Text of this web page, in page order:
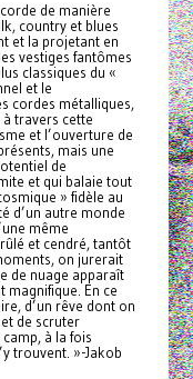
de manière
country et blues
et la projetant en
vestiges fantômes
classiques du «
et le
cordes métalliques,
travers cette
et l’ouverture de
mais une
de
et qui balaie tout
» fidèle au
d’un autre monde
même
et cendré, tantôt
on jurerait
de nuage apparaît
magnifique. En ce
d’un rêve dont on
de scruter
à la fois
trouvent. »-Jakob